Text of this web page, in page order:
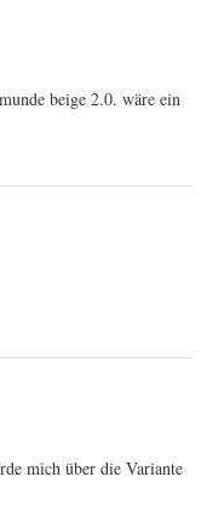
beige 2.0. wäre ein
mich über die Variante